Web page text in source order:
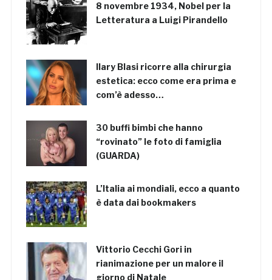
8 novembre 1934, Nobel per la
Letteratura a Luigi Pirandello
Ilary Blasi ricorre alla chirurgia
estetica: ecco come era prima e
com’è adesso…
30 buffi bimbi che hanno
“rovinato” le foto di famiglia
(GUARDA)
L’Italia ai mondiali, ecco a quanto
è data dai bookmakers
Vittorio Cecchi Gori in
rianimazione per un malore il
giorno di Natale